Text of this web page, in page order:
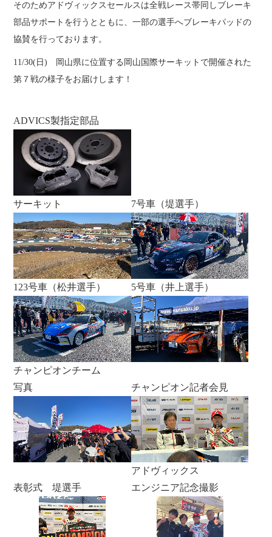
そのためアドヴィックスセールスは全戦レース帯同しブレーキ
部品サポートを行うとともに、一部の選手へブレーキパッドの
協賛を行っております。
11/30(日) 岡山県に位置する岡山国際サーキットで開催された
第７戦の様子をお届けします！
ADVICS製指定部品
サーキット 7号車（堤選手）
123号車（松井選手） 5号車（井上選手）
チャンピオンチーム
写真
チャンピオン記者会見
表彰式 堤選手
アドヴィックス
エンジニア記念撮影